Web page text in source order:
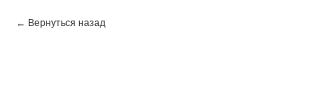
Вернуться назад